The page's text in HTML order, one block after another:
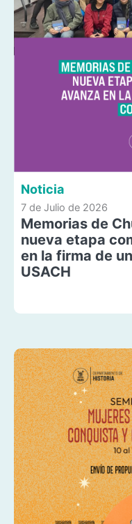
Noticia
7 de Julio de 2026
Memorias de
nueva etapa
en la firma de
USACH